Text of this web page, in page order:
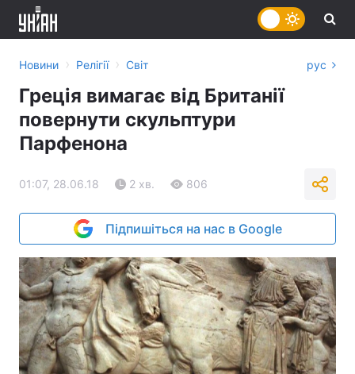
Новини › Релігії › Світ рус
Греція вимагає від Британії
повернути скульптури
Парфенона
01:07, 28.06.18 2 хв. 806
Підпишіться на нас в Google